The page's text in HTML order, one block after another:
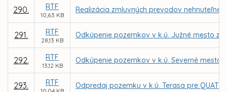
290. RTF
10,63 KB
Realizácia zmluvných prevodov
291. RTF
28,13 KB
Odkúpenie pozemkov v k.ú. Južné mesto
292. RTF
13,12 KB
Odkúpenie pozemkov v k.ú. Severné mesto
293. RTF Odpredaj pozemku v k.ú. Terasa pre